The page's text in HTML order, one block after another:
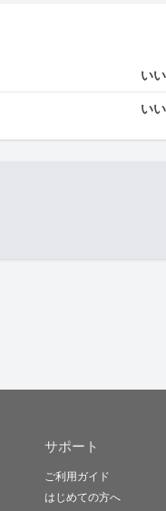
い
い
サポート
ご利用ガイド
はじめての方へ